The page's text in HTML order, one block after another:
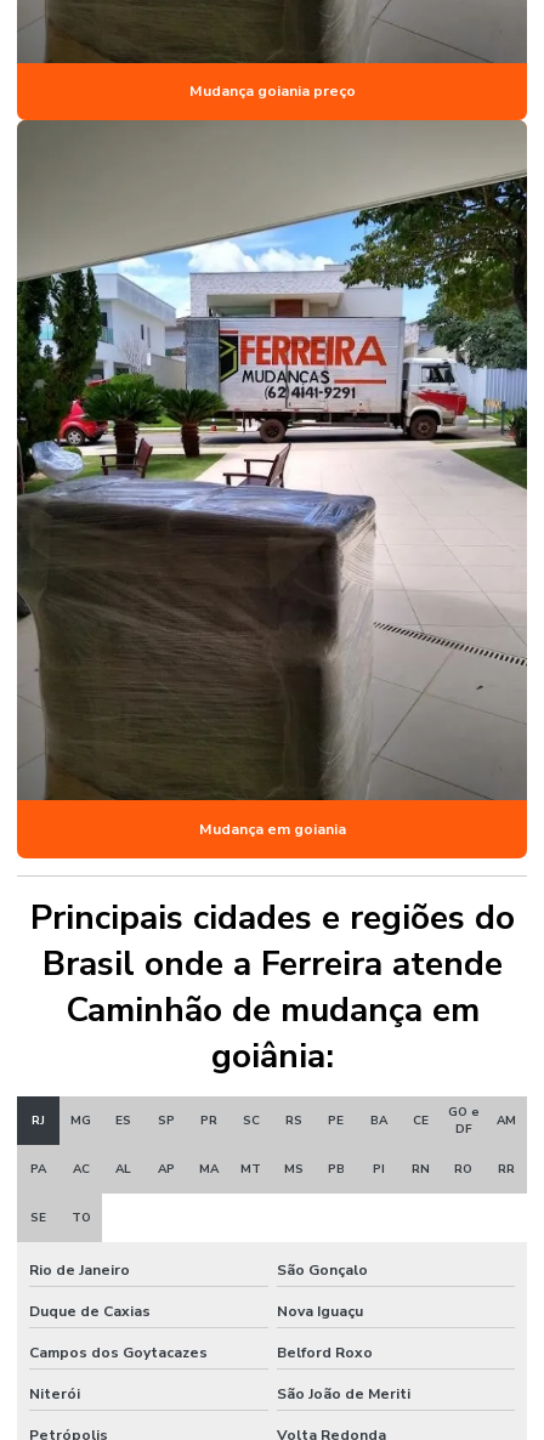
Mudança goiania preço
Mudança em goiania
Principais cidades e regiões do
Brasil onde a Ferreira atende
Caminhão de mudança em
goiânia:
RJ MG ES SP PR SC RS PE BA CE
GO e
DF
AM
PA AC AL AP MA MT MS PB PI RN RO RR
SE TO
Rio de Janeiro São Gonçalo
Duque de Caxias Nova Iguaçu
Campos dos Goytacazes Belford Roxo
Niterói São João de Meriti
Petrópolis Volta Redonda